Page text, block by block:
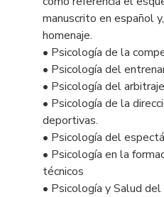
manuscrito en español
homenaje.
• Psicología de la
• Psicología del
• Psicología del
• Psicología de la
deportivas.
• Psicología del
• Psicología en la
técnicos
• Psicología y Salud